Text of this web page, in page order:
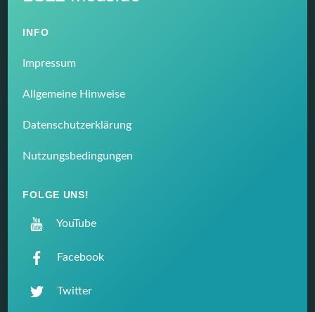
INFO
Impressum
Allgemeine Hinweise
Datenschutzerklärung
Nutzungsbedingungen
FOLGE UNS!
YouTube
Facebook
Twitter